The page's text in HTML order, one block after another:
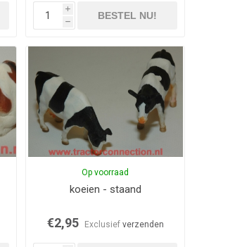
i
h
BESTEL NU!
Op voorraad
koeien - staand
€2,95 Exclusief verzenden